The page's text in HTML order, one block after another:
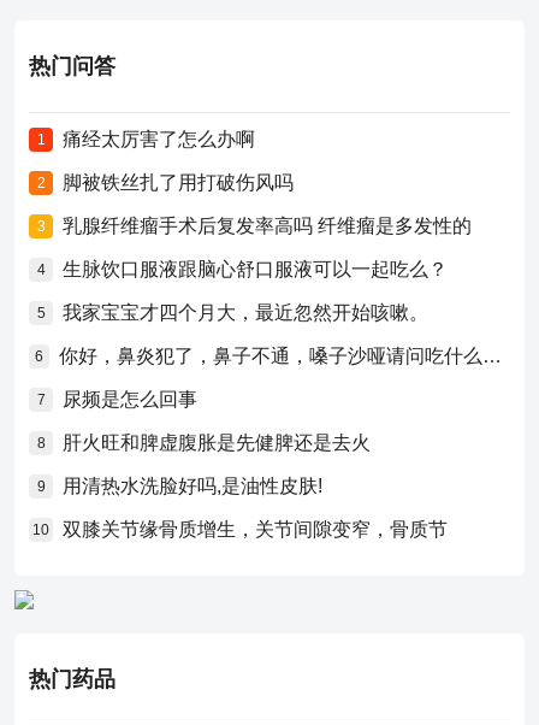
热门问答
1 痛经太厉害了怎么办啊
2 脚被铁丝扎了用打破伤风吗
3 乳腺纤维瘤手术后复发率高吗 纤维瘤是多发性的
4 生脉饮口服液跟脑心舒口服液可以一起吃么？
5 我家宝宝才四个月大，最近忽然开始咳嗽。
6 你好，鼻炎犯了，鼻子不通，嗓子沙哑请问吃什么药比较好？
7 尿频是怎么回事
8 肝火旺和脾虚腹胀是先健脾还是去火
9 用清热水洗脸好吗,是油性皮肤!
10 双膝关节缘骨质增生，关节间隙变窄，骨质节
热门药品